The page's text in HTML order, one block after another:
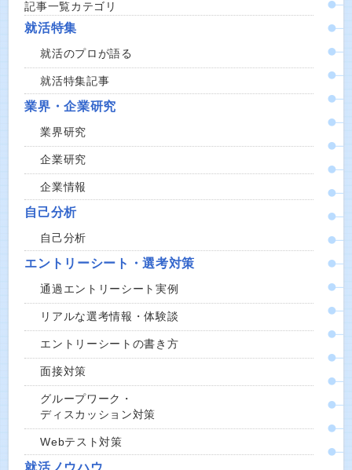
記事一覧カテゴリ
就活特集
就活のプロが語る
就活特集記事
業界・企業研究
業界研究
企業研究
企業情報
自己分析
自己分析
エントリーシート・選考対策
通過エントリーシート実例
リアルな選考情報・体験談
エントリーシートの書き方
面接対策
グループワーク・
ディスカッション対策
Webテスト対策